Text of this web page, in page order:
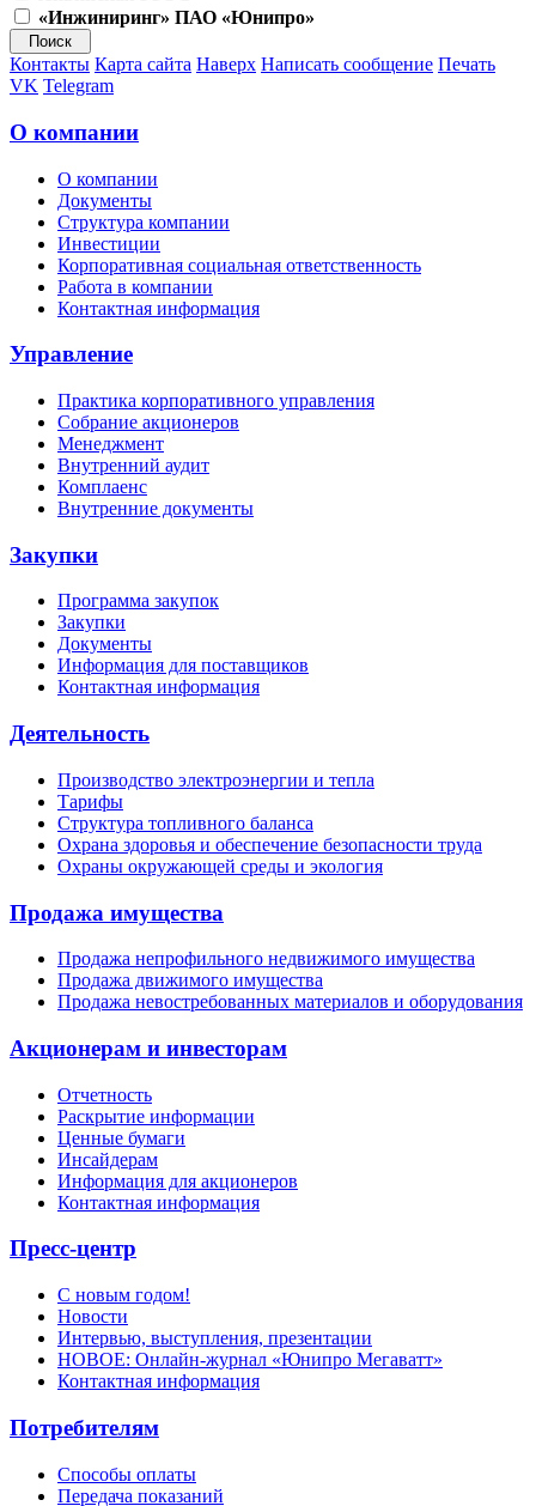
«Инжиниринг» ПАО «Юнипро»
Контакты Карта сайта Наверх Написать сообщение Печать
VK Telegram
О компании
О компании
Документы
Структура компании
Инвестиции
Корпоративная социальная ответственность
Работа в компании
Контактная информация
Управление
Практика корпоративного управления
Собрание акционеров
Менеджмент
Внутренний аудит
Комплаенс
Внутренние документы
Закупки
Программа закупок
Закупки
Документы
Информация для поставщиков
Контактная информация
Деятельность
Производство электроэнергии и тепла
Тарифы
Структура топливного баланса
Охрана здоровья и обеспечение безопасности труда
Охраны окружающей среды и экология
Продажа имущества
Продажа непрофильного недвижимого имущества
Продажа движимого имущества
Продажа невостребованных материалов и оборудования
Акционерам и инвесторам
Отчетность
Раскрытие информации
Ценные бумаги
Инсайдерам
Информация для акционеров
Контактная информация
Пресс-центр
С новым годом!
Новости
Интервью, выступления, презентации
НОВОЕ: Онлайн-журнал «Юнипро Мегаватт»
Контактная информация
Потребителям
Способы оплаты
Передача показаний